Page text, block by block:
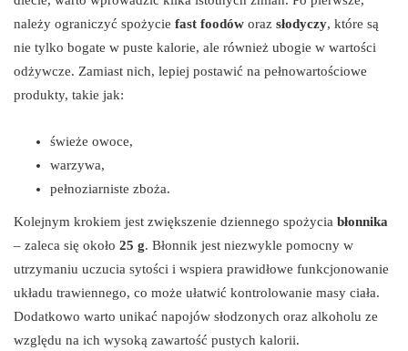
należy ograniczyć spożycie fast foodów oraz słodyczy, które są
nie tylko bogate w puste kalorie, ale również ubogie w wartości
odżywcze. Zamiast nich, lepiej postawić na pełnowartościowe
produkty, takie jak:
świeże owoce,
warzywa,
pełnoziarniste zboża.
Kolejnym krokiem jest zwiększenie dziennego spożycia błonnika
– zaleca się około 25 g. Błonnik jest niezwykle pomocny w
utrzymaniu uczucia sytości i wspiera prawidłowe funkcjonowanie
układu trawiennego, co może ułatwić kontrolowanie masy ciała.
Dodatkowo warto unikać napojów słodzonych oraz alkoholu ze
względu na ich wysoką zawartość pustych kalorii.